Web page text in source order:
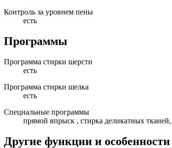
Контроль за уровнем пены
есть
Программы
Программа стирки шерсти
есть
Программа стирки шелка
есть
Специальные программы
прямой впрыск , стирка деликатных
Другие функции и особенности